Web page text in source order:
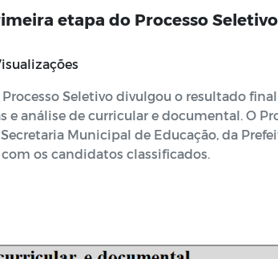
etapa do Processo Seletivo
Seletivo divulgou o resultado
e análise de curricular e documental. O
Municipal de Educação, da
os candidatos classificados.